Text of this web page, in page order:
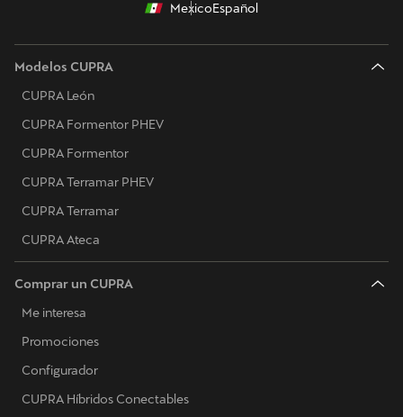
MexicoEspañol
Modelos CUPRA
CUPRA León
CUPRA Formentor PHEV
CUPRA Formentor
CUPRA Terramar PHEV
CUPRA Terramar
CUPRA Ateca
Comprar un CUPRA
Me interesa
Promociones
Configurador
CUPRA Híbridos Conectables